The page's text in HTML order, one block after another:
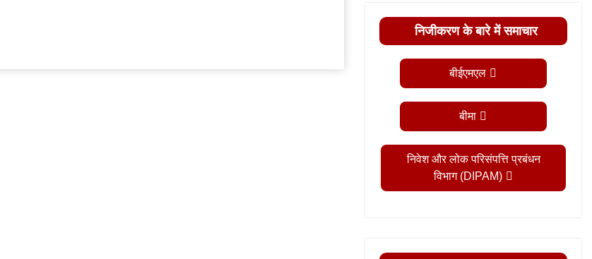
निजीकरण के बारे में समाचार
बीईएमएल
बीमा
निवेश और लोक परिसंपत्ति प्रबंधन
विभाग (DIPAM)